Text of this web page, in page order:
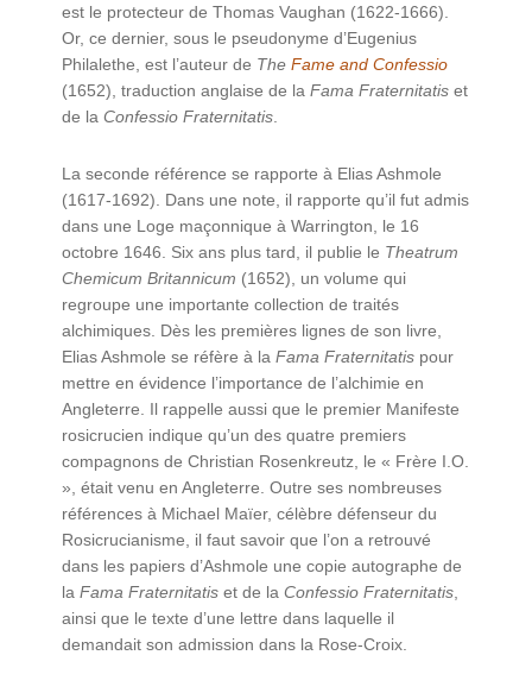
est le protecteur de Thomas Vaughan (1622-1666).
Or, ce dernier, sous le pseudonyme d’Eugenius
Philalethe, est l’auteur de TheFame and Confessio
(1652), traduction anglaise de laFama Fraternitatis et
de laConfessio Fraternitatis.
La seconde référence se rapporte à Elias Ashmole
(1617-1692). Dans une note, il rapporte qu’il fut admis
dans une Loge maçonnique à Warrington, le 16
octobre 1646. Six ans plus tard, il publie le Theatrum
Chemicum Britannicum (1652), un volume qui
regroupe une importante collection de traités
alchimiques. Dès les premières lignes de son livre,
Elias Ashmole se réfère à laFama Fraternitatis pour
mettre en évidence l’importance de l’alchimie en
Angleterre. Il rappelle aussi que le premier Manifeste
rosicrucien indique qu’un des quatre premiers
compagnons de Christian Rosenkreutz, le « Frère I.O.
», était venu en Angleterre. Outre ses nombreuses
références à Michael Maïer, célèbre défenseur du
Rosicrucianisme, il faut savoir que l’on a retrouvé
dans les papiers d’Ashmole une copie autographe de
laFama Fraternitatiset de la Confessio Fraternitatis,
ainsi que le texte d’une lettre dans laquelle il
demandait son admission dans la Rose-Croix.